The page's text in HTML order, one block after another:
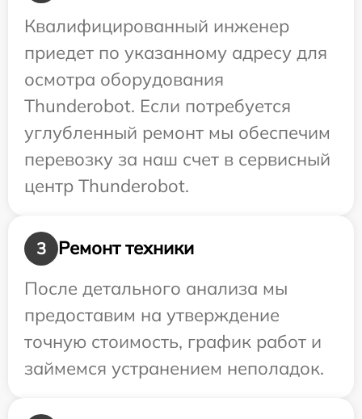
Квалифицированный инженер
приедет по указанному адресу для
осмотра оборудования
Thunderobot. Если потребуется
углубленный ремонт мы обеспечим
перевозку за наш счет в сервисный
центр Thunderobot.
3
Ремонт техники
После детального анализа мы
предоставим на утверждение
точную стоимость, график работ и
займемся устранением неполадок.